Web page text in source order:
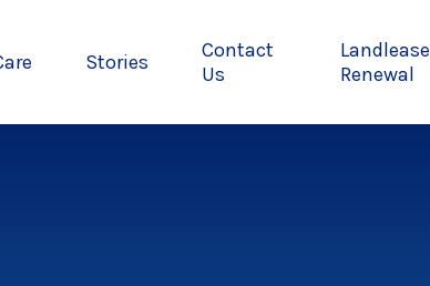
Stories
Contact
Us
Landlease
Renewal